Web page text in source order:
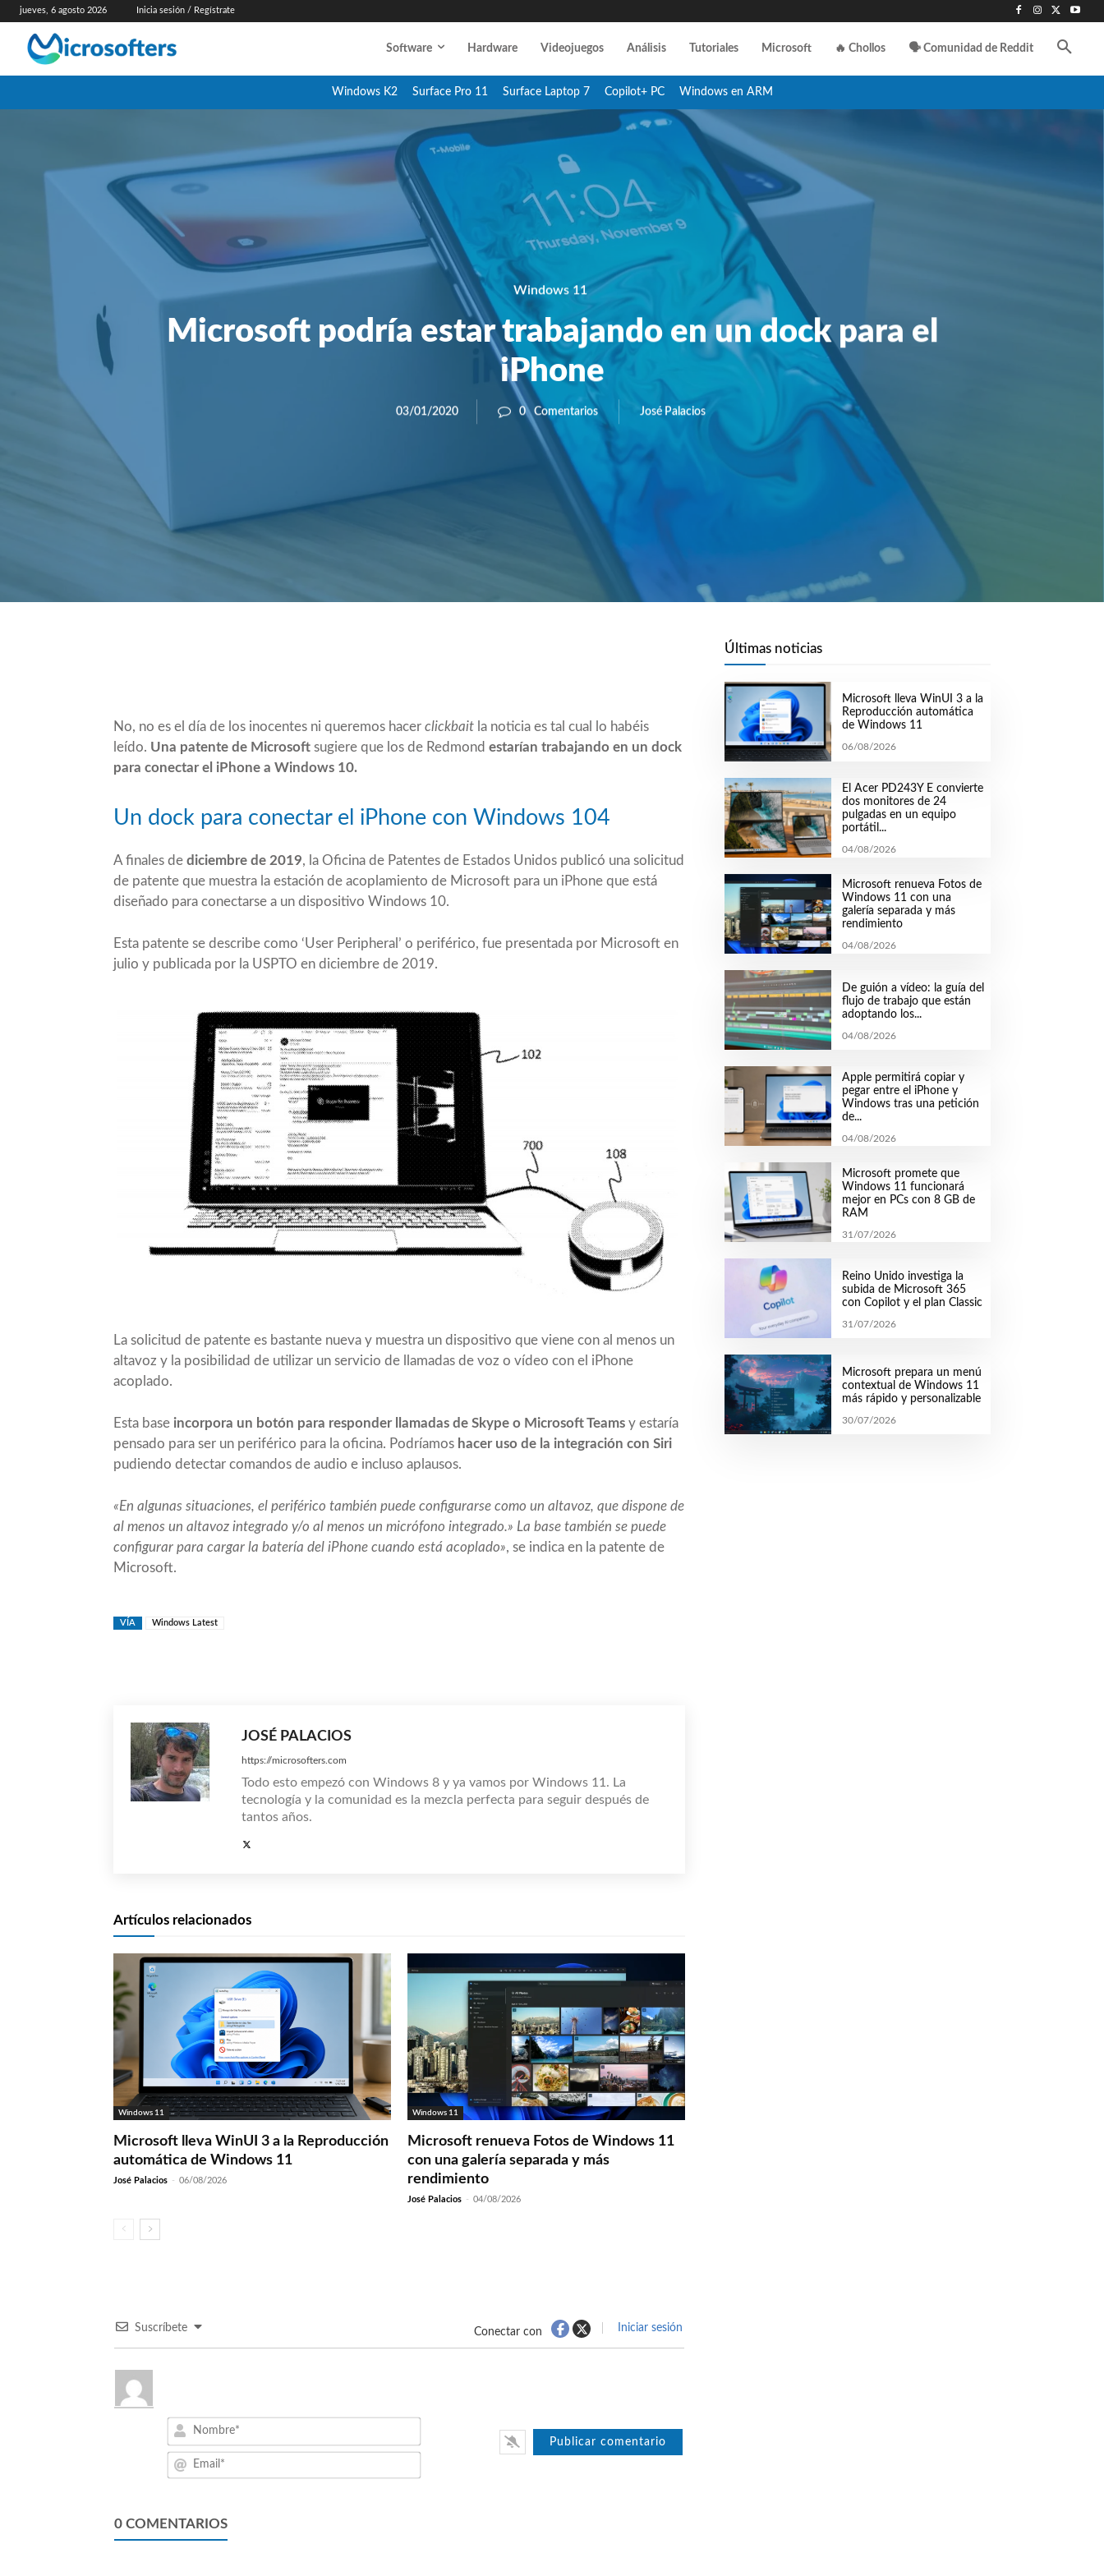
jueves, 6 agosto 2026 Inicia sesión / Regístrate
Software Hardware Videojuegos Análisis Tutoriales Microsoft 🔥 Chollos 🗣️ Comunidad de Reddit
Windows K2 Surface Pro 11 Surface Laptop 7 Copilot+ PC Windows en ARM
Windows 11
Microsoft podría estar trabajando en un dock para el
iPhone
03/01/2020 0 Comentarios José Palacios
No, no es el día de los inocentes ni queremos hacer clickbait la noticia es tal cual lo habéis
leído. Una patente de Microsoft sugiere que los de Redmond estarían trabajando en un dock
para conectar el iPhone a Windows 10.
Un dock para conectar el iPhone con Windows 104
A finales de diciembre de 2019, la Oficina de Patentes de Estados Unidos publicó una solicitud
de patente que muestra la estación de acoplamiento de Microsoft para un iPhone que está
diseñado para conectarse a un dispositivo Windows 10.
Esta patente se describe como ‘User Peripheral’ o periférico, fue presentada por Microsoft en
julio y publicada por la USPTO en diciembre de 2019.
La solicitud de patente es bastante nueva y muestra un dispositivo que viene con al menos un
altavoz y la posibilidad de utilizar un servicio de llamadas de voz o vídeo con el iPhone
acoplado.
Esta base incorpora un botón para responder llamadas de Skype o Microsoft Teams y estaría
pensado para ser un periférico para la oficina. Podríamos hacer uso de la integración con Siri
pudiendo detectar comandos de audio e incluso aplausos.
«En algunas situaciones, el periférico también puede configurarse como un altavoz, que dispone de
al menos un altavoz integrado y/o al menos un micrófono integrado.» La base también se puede
configurar para cargar la batería del iPhone cuando está acoplado», se indica en la patente de
Microsoft.
VÍA Windows Latest
JOSÉ PALACIOS
https://microsofters.com
Todo esto empezó con Windows 8 y ya vamos por Windows 11. La
tecnología y la comunidad es la mezcla perfecta para seguir después de
tantos años.
Artículos relacionados
Windows 11
Microsoft lleva WinUI 3 a la Reproducción
automática de Windows 11
José Palacios - 06/08/2026
Windows 11
Microsoft renueva Fotos de Windows 11
con una galería separada y más
rendimiento
José Palacios - 04/08/2026
Suscríbete Conectar con Iniciar sesión
Nombre*
Email*
0 COMENTARIOS
Últimas noticias
Microsoft lleva WinUI 3 a la
Reproducción automática
de Windows 11
06/08/2026
El Acer PD243Y E convierte
dos monitores de 24
pulgadas en un equipo
portátil...
04/08/2026
Microsoft renueva Fotos de
Windows 11 con una
galería separada y más
rendimiento
04/08/2026
De guión a vídeo: la guía del
flujo de trabajo que están
adoptando los...
04/08/2026
Apple permitirá copiar y
pegar entre el iPhone y
Windows tras una petición
de...
04/08/2026
Microsoft promete que
Windows 11 funcionará
mejor en PCs con 8 GB de
RAM
31/07/2026
Reino Unido investiga la
subida de Microsoft 365
con Copilot y el plan Classic
31/07/2026
Microsoft prepara un menú
contextual de Windows 11
más rápido y personalizable
30/07/2026